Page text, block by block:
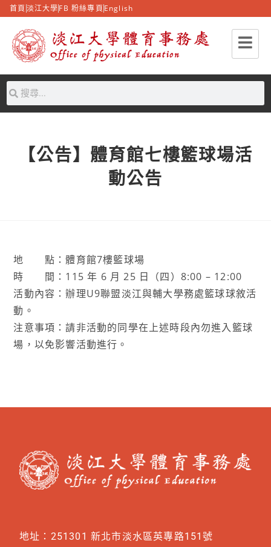
首頁 淡江大學FB 粉絲專頁 English
【公告】體育館七樓籃球場活
動公告
地 點：體育館7樓籃球場
時 間：115 年 6 月 25 日（四）8:00 – 12:00
活動內容：辦理U9聯盟淡江與輔大學務處籃球球敘活
動。
注意事項：請非活動的同學在上述時段內勿進入籃球
場，以免影響活動進行。
地址：251301 新北市淡水區英專路151號